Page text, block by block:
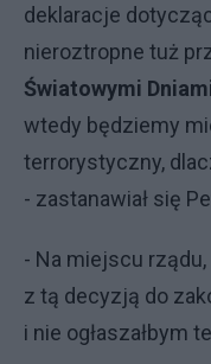
deklaracje
nieroztropne tuż
Światowymi
wtedy będziemy
terrorystyczny,
- zastanawiał się
- Na miejscu
z tą decyzją do
i nie ogłaszałbym